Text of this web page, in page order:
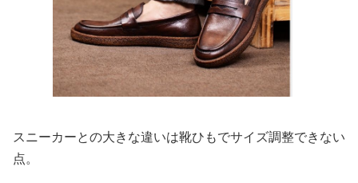
スニーカーとの大きな違いは靴ひもでサイズ調整できない
点。